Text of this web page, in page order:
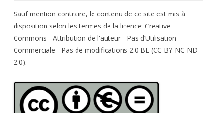
h
Sauf mention contraire, le contenu de ce site est mis à
disposition selon les termes de la licence: Creative
Commons - Attribution de l'auteur - Pas d’Utilisation
Commerciale - Pas de modifications 2.0 BE (CC BY-NC-ND
2.0).